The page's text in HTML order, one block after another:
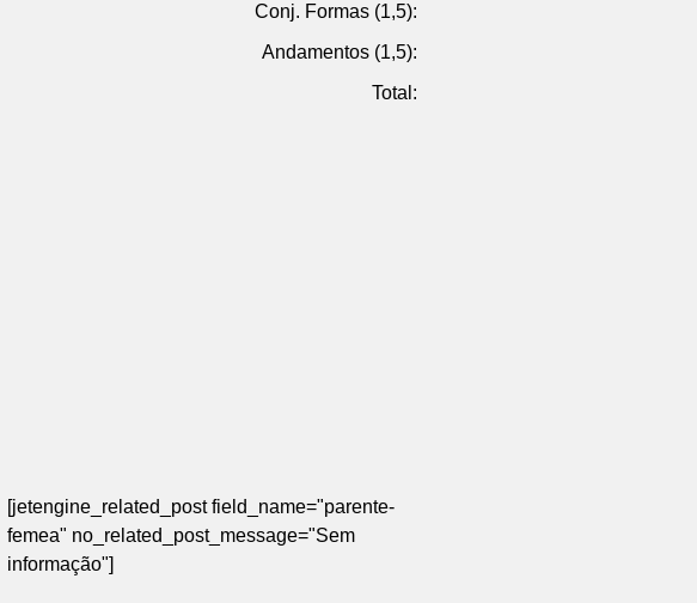
Conj. Formas (1,5):
Andamentos (1,5):
Total:
[jetengine_related_post field_name="parente-
femea" no_related_post_message="Sem
informação"]